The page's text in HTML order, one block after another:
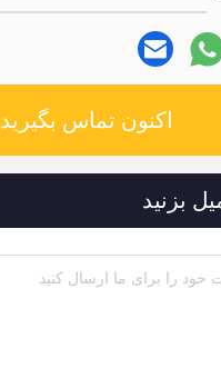
اکنون تماس بگیرید
بزنید